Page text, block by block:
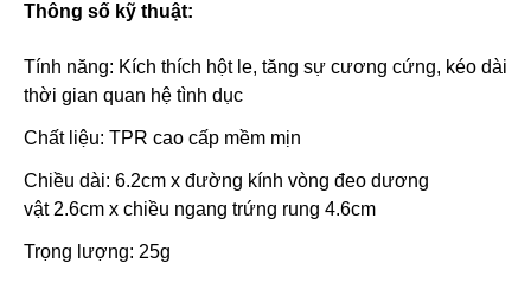
Thông số kỹ thuật:
Tính năng: Kích thích hột le, tăng sự cương cứng, kéo dài
thời gian quan hệ tình dục
Chất liệu: TPR cao cấp mềm mịn
Chiều dài: 6.2cm x đường kính vòng đeo dương
vật 2.6cm x chiều ngang trứng rung 4.6cm
Trọng lượng: 25g